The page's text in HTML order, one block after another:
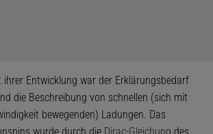
ihrer Entwicklung war der Erklärungsbedarf
die Beschreibung von schnellen (sich mit
bewegenden) Ladungen. Das